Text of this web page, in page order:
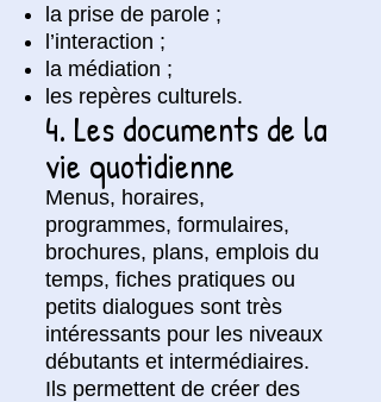
la prise de parole ;
l’interaction ;
la médiation ;
les repères culturels.
4. Les documents de la
vie quotidienne
Menus, horaires,
programmes, formulaires,
brochures, plans, emplois du
temps, fiches pratiques ou
petits dialogues sont très
intéressants pour les niveaux
débutants et intermédiaires.
Ils permettent de créer des